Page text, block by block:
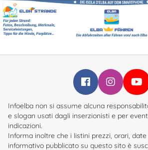
Infoelba suInfoelba
Infoelba non si assume alcuna
e slogan usati dagli inserzionisti e per
indicazioni.
Informa inoltre che i listini prezzi, orari,
informativo pubblicato su questo sito è